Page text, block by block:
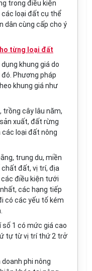
trong điều kiện
các loại đất cụ thể
dân cùng cấp cho ý
từng loại đất
khung giá do
Phương pháp
khung giá như
cây lâu năm,
xuất, đất rừng
các loại đất nông
trung du, miền
đất, vị trí, địa
các điều kiện tưới
các hạng tiếp
có các yếu tố kém
1 có mức giá cao
tự từ vị trí thứ 2 trở
phi nông